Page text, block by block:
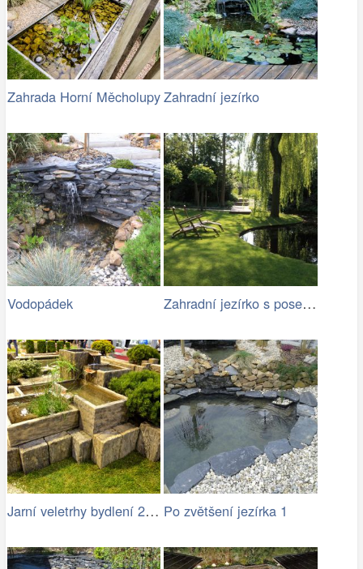
Zahrada Horní MěcholupyZahradní jezírko
Vodopádek Zahradní jezírko s posezením ve stínu
Jarní veletrhy bydlení 2015 Po zvětšení jezírka 1